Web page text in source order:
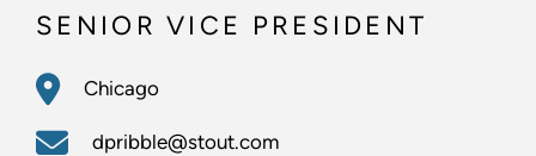
SENIOR VICE PRESIDENT
Chicago
dpribble@stout.com